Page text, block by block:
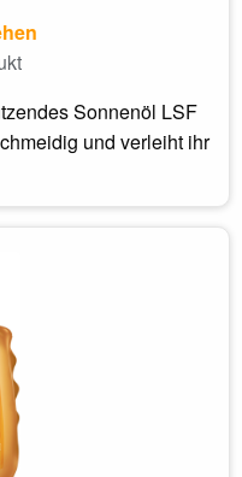
Sonnenöl LSF
und verleiht ihr